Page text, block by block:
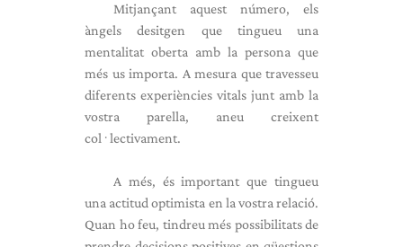
Mitjançant aquest número, els
àngels desitgen que tingueu una
mentalitat oberta amb la persona que
més us importa. A mesura que travesseu
diferents experiències vitals junt amb la
vostra parella, aneu creixent
col·lectivament.
A més, és important que tingueu
una actitud optimista en la vostra relació.
Quan ho feu, tindreu més possibilitats de